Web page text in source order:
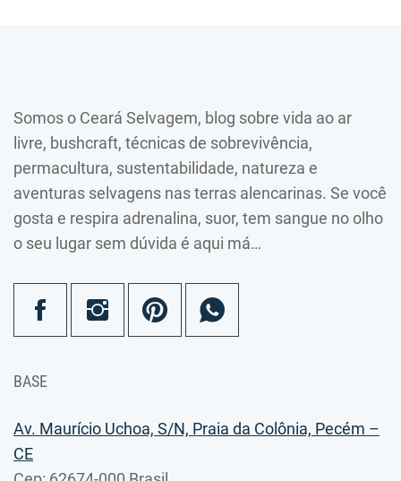
Somos o Ceará Selvagem, blog sobre vida ao ar
livre, bushcraft, técnicas de sobrevivência,
permacultura, sustentabilidade, natureza e
aventuras selvagens nas terras alencarinas. Se você
gosta e respira adrenalina, suor, tem sangue no olho
o seu lugar sem dúvida é aqui má…
BASE
Av. Maurício Uchoa, S/N, Praia da Colônia, Pecém –
CE